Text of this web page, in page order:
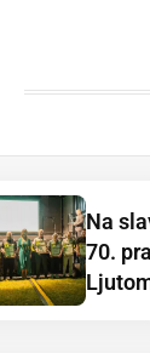
Na
70.